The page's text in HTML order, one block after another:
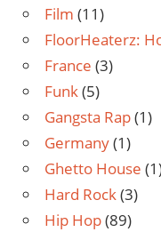
Film (11)
FloorHeaterz:
France (3)
Funk(5)
Gangsta Rap(1)
Germany(1)
Ghetto House
Hard Rock(3)
Hip Hop(89)